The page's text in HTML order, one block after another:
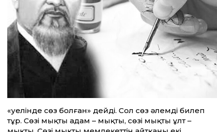
«Әуелінде сөз болған» дейді. Сол сөз әлемді билеп
тұр. Сөзі мықты адам – мықты, сөзі мықты ұлт –